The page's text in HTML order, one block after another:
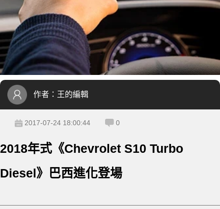
作者： 王的編輯
2017-07-24 18:00:44 0
2018年式《Chevrolet S10 Turbo
Diesel》巴西進化登場